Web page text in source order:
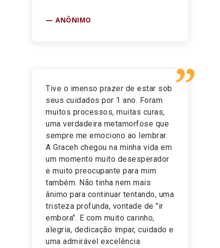
ANÔNIMO
”
Tive o imenso prazer de estar sob
seus cuidados por 1 ano. Foram
muitos processos, muitas curas,
uma verdadeira metamorfose que
sempre me emociono ao lembrar.
A Graceh chegou na minha vida em
um momento muito desesperador
e muito preocupante para mim
também. Não tinha nem mais
ânimo para continuar tentando, uma
tristeza profunda, vontade de "ir
embora". E com muito carinho,
alegria, dedicação ímpar, cuidado e
uma admirável excelência